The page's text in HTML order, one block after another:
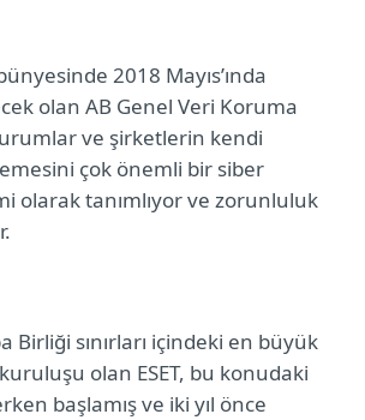
2018 Mayıs’ında
olan AB Genel Veri Koruma
ve şirketlerin kendi
çok önemli bir siber
olarak tanımlıyor ve zorunluluk
Birliği sınırları içindeki en büyük
olan ESET, bu konudaki
başlamış ve iki yıl önce